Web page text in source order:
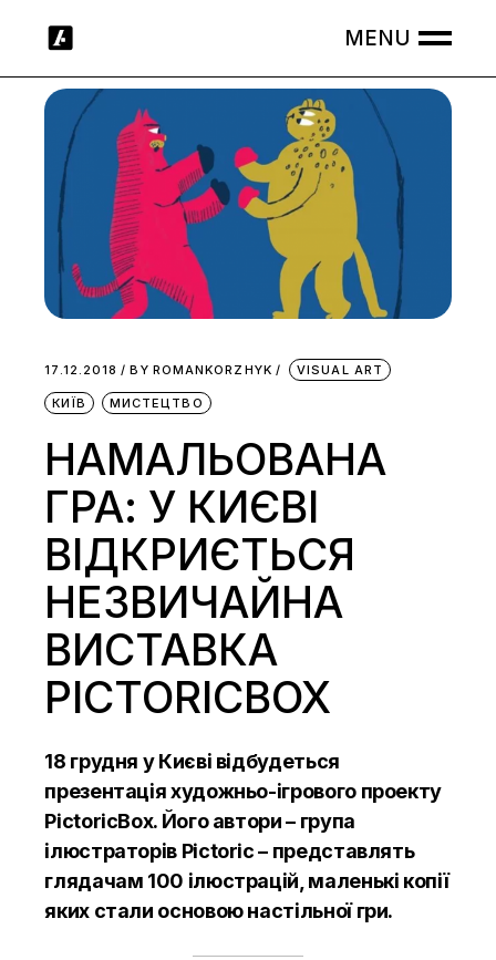
17.12.2018 BY ROMANKORZHYK VISUAL ART
КИЇВ МИСТЕЦТВО
НАМАЛЬОВАНА
ГРА: У КИЄВІ
ВІДКРИЄТЬСЯ
НЕЗВИЧАЙНА
ВИСТАВКА
PICTORICBOX
18 грудня у Києві відбудеться
презентація художньо-ігрового проекту
PictoricBox. Його автори – група
ілюстраторів Pictoric – представлять
глядачам 100 ілюстрацій, маленькі копії
яких стали основою настільної гри.